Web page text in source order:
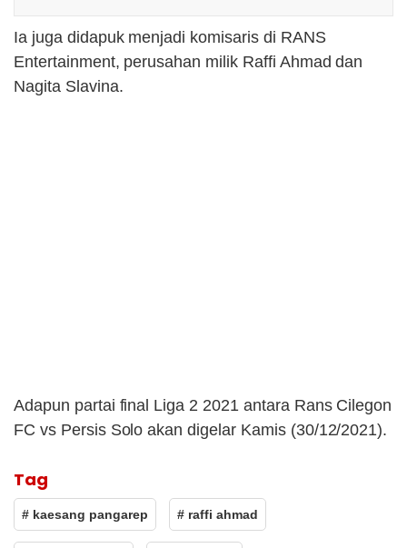
Ia juga didapuk menjadi komisaris di RANS
Entertainment, perusahan milik Raffi Ahmad dan
Nagita Slavina.
Adapun partai final Liga 2 2021 antara Rans Cilegon
FC vs Persis Solo akan digelar Kamis (30/12/2021).
Tag
# kaesang pangarep # raffi ahmad